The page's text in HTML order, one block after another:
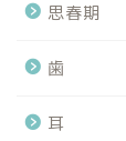
思春期
歯
耳